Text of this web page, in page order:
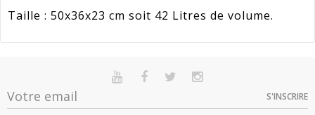
Taille : 50x36x23 cm soit 42 Litres de volume.
Promotion
Sur commande Indisponible
Option
Dispo
S'INSCRIRE